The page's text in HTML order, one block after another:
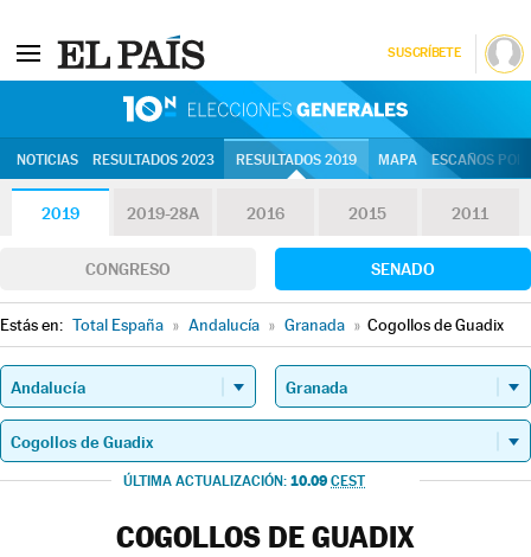
SUSCRÍBETE
NOTICIAS RESULTADOS 2023 RESULTADOS 2019 MAPA ESCAÑOS
2019 2019-28A 2016 2015 2011
CONGRESO SENADO
Estás en: Total España » Andalucía » Granada » Cogollos de Guadix
ÚLTIMA ACTUALIZACIÓN: 10.09 CEST
COGOLLOS DE GUADIX